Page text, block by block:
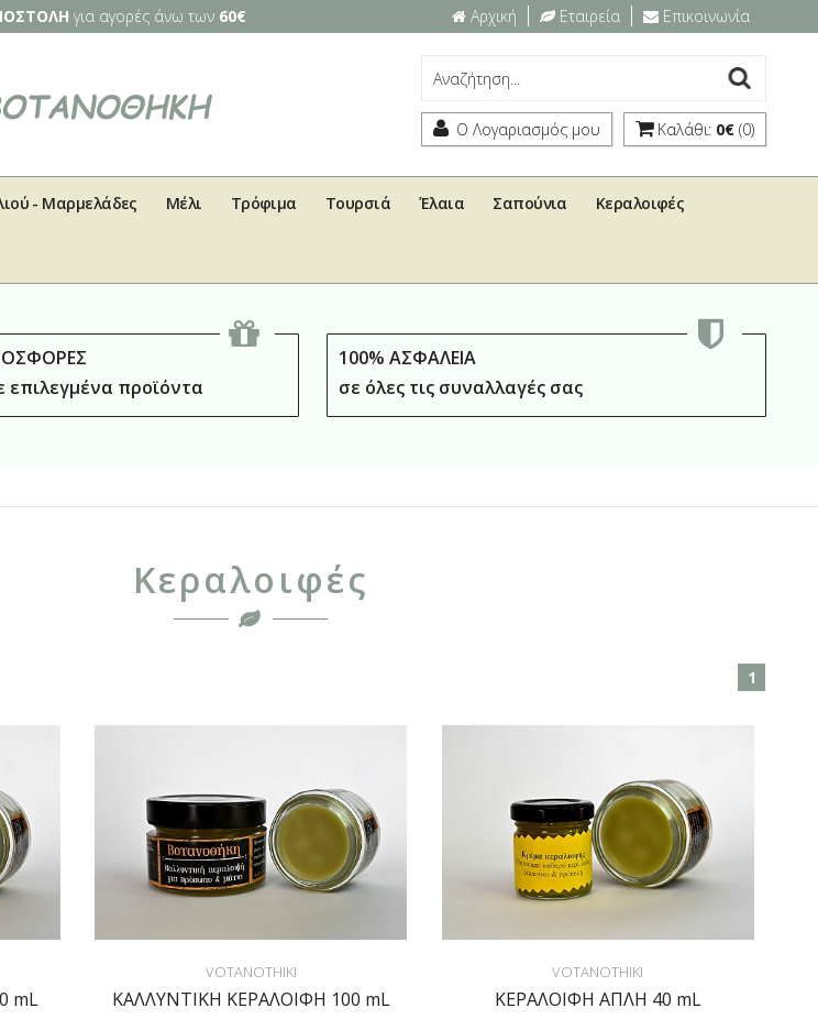
για αγορές άνω των 60€ Αρχική Εταιρεία Επικοινωνία
Ο Λογαριασμός μου Καλάθι: 0€ (0)
- Μαρμελάδες Μέλι Τρόφιμα Τουρσιά Έλαια Σαπούνια Κεραλοιφές
επιλεγμένα προϊόντα
100% ΑΣΦΑΛΕΙΑ
σε όλες τις συναλλαγές σας
Κεραλοιφές
1
mL
VOTANOTHIKI
ΚΑΛΛΥΝΤΙΚΗ ΚΕΡΑΛΟΙΦΗ 100 mL
VOTANOTHIKI
ΚΕΡΑΛΟΙΦΗ ΑΠΛΗ 40 mL